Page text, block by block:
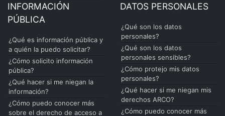
INFORMACIÓN
PÚBLICA
¿Qué es información pública y
a quién la puedo solicitar?
¿Cómo solicito información
pública?
¿Qué hacer si me niegan la
información?
¿Cómo puedo conocer más
sobre el derecho de acceso a
DATOS PERSONALES
¿Qué son los datos
personales?
¿Qué son los datos
personales sensibles?
¿Cómo protejo mis datos
personales?
¿Qué hacer si me niegan mis
derechos ARCO?
¿Cómo puedo conocer más